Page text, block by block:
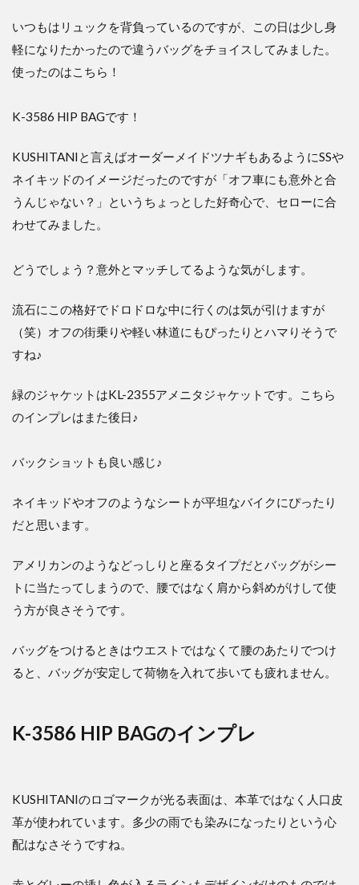
いつもはリュックを背負っているのですが、この日は少し身
軽になりたかったので違うバッグをチョイスしてみました。
使ったのはこちら！
K-3586 HIP BAGです！
KUSHITANIと言えばオーダーメイドツナギもあるようにSSや
ネイキッドのイメージだったのですが「オフ車にも意外と合
うんじゃない？」というちょっとした好奇心で、セローに合
わせてみました。
どうでしょう？意外とマッチしてるような気がします。
流石にこの格好でドロドロな中に行くのは気が引けますが
（笑）オフの街乗りや軽い林道にもぴったりとハマりそうで
すね♪
緑のジャケットはKL-2355アメニタジャケットです。こちら
のインプレはまた後日♪
バックショットも良い感じ♪
ネイキッドやオフのようなシートが平坦なバイクにぴったり
だと思います。
アメリカンのようなどっしりと座るタイプだとバッグがシー
トに当たってしまうので、腰ではなく肩から斜めがけして使
う方が良さそうです。
バッグをつけるときはウエストではなくて腰のあたりでつけ
ると、バッグが安定して荷物を入れて歩いても疲れません。
K-3586 HIP BAGのインプレ
KUSHITANIのロゴマークが光る表面は、本革ではなく人口皮
革が使われています。多少の雨でも染みになったりという心
配はなさそうですね。